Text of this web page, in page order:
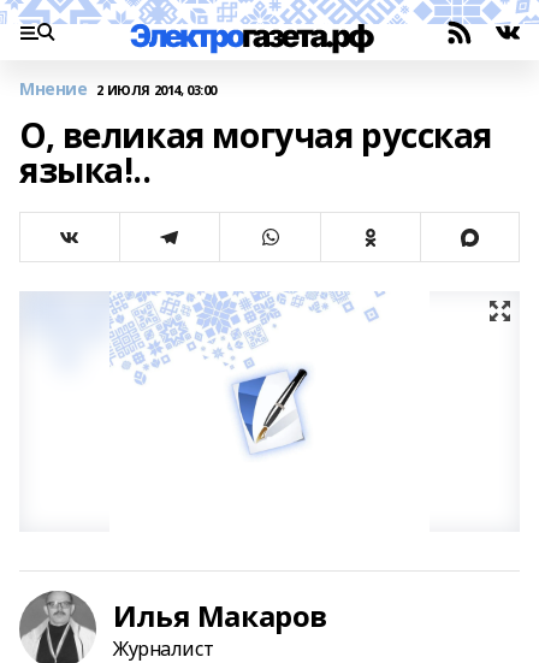
Мнение 2 ИЮЛЯ 2014, 03:00
О, великая могучая русская
языка!..
Илья Макаров
Журналист